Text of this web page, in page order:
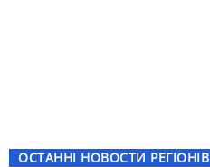
ОСТАННІ НОВОСТИ РЕГІОНІВ